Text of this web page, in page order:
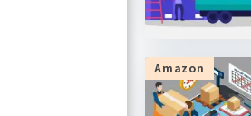
Amazon